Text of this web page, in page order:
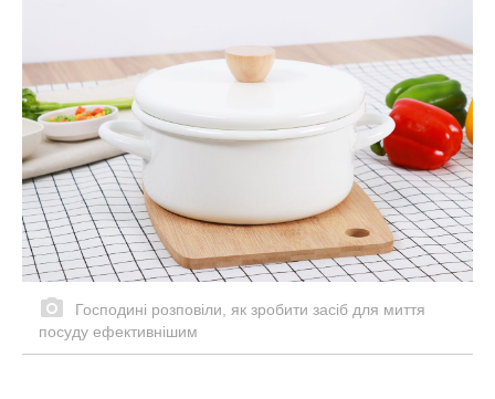
Господині розповіли, як зробити засіб для миття
посуду ефективнішим